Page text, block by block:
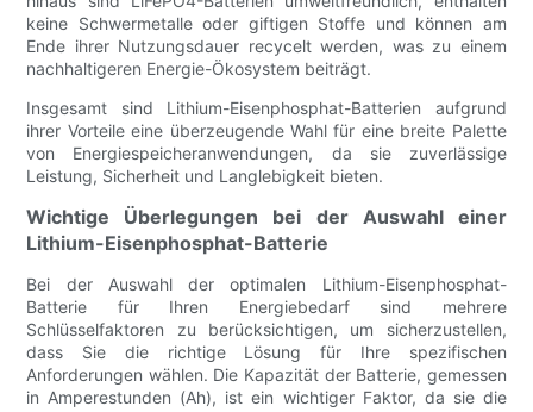
keine Schwermetalle oder giftigen Stoffe und können am
Ende ihrer Nutzungsdauer recycelt werden, was zu einem
nachhaltigeren Energie-Ökosystem beiträgt.
Insgesamt sind Lithium-Eisenphosphat-Batterien aufgrund
ihrer Vorteile eine überzeugende Wahl für eine breite Palette
von Energiespeicheranwendungen, da sie zuverlässige
Leistung, Sicherheit und Langlebigkeit bieten.
Wichtige Überlegungen bei der Auswahl einer
Lithium-Eisenphosphat-Batterie
Bei der Auswahl der optimalen Lithium-Eisenphosphat-
Batterie für Ihren Energiebedarf sind mehrere
Schlüsselfaktoren zu berücksichtigen, um sicherzustellen,
dass Sie die richtige Lösung für Ihre spezifischen
Anforderungen wählen. Die Kapazität der Batterie, gemessen
in Amperestunden (Ah), ist ein wichtiger Faktor, da sie die